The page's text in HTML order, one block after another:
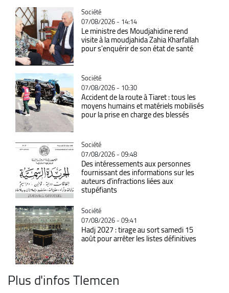
Catégorie
Société
07/08/2026 - 14:14
Le ministre des Moudjahidine rend
visite à la moudjahida Zahia Kharfallah
pour s'enquérir de son état de santé
Catégorie
Société
07/08/2026 - 10:30
Accident de la route à Tiaret : tous les
moyens humains et matériels mobilisés
pour la prise en charge des blessés
Catégorie
Société
07/08/2026 - 09:48
Des intéressements aux personnes
fournissant des informations sur les
auteurs d’infractions liées aux
stupéfiants
Catégorie
Société
07/08/2026 - 09:41
Hadj 2027 : tirage au sort samedi 15
août pour arrêter les listes définitives
Plus d'infos Tlemcen